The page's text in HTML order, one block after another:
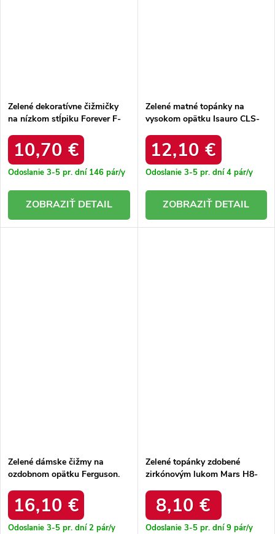
Zelené dekoratívne čižmičky
na nízkom stĺpiku Forever F-
10,70 €
Odoslanie 3-5 pr. dní 146 pár/y
DETAIL
Zelené matné topánky na
vysokom opätku Isauro CLS-
12,10 €
Odoslanie 3-5 pr. dní4 pár/y
DETAIL
Zelené dámske čižmy na
ozdobnom opätku Ferguson.
16,10 €
Odoslanie 3-5 pr. dní2 pár/y
Zelené topánky zdobené
zirkónovým lukom Mars H8-
8,10 €
Odoslanie 3-5 pr. dní9 pár/y